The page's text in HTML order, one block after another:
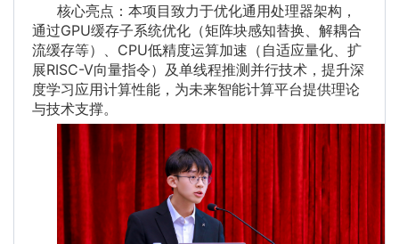
核心亮点：本项目致力于优化通用处理器架构，
通过GPU缓存子系统优化（矩阵块感知替换、解耦合
流缓存等）、CPU低精度运算加速（自适应量化、扩
展RISC-V向量指令）及单线程推测并行技术，提升深
度学习应用计算性能，为未来智能计算平台提供理论
与技术支撑。